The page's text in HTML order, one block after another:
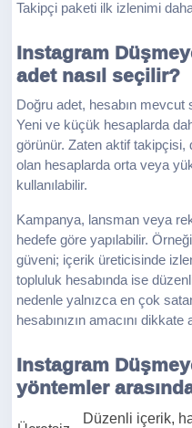
Takipçi paketi ilk izlenimi
Instagram
adet nasıl seçilir?
Doğru adet, hesabın
Yeni ve küçük hesaplarda
görünür. Zaten aktif takipçisi,
olan hesaplarda orta veya
kullanılabilir.
Kampanya, lansman veya
hedefe göre yapılabilir.
güveni; içerik üreticisinde
topluluk hesabında ise
nedenle yalnızca en çok
hesabınızın amacını dikkate
Instagram
yöntemler
Düzenli içerik,